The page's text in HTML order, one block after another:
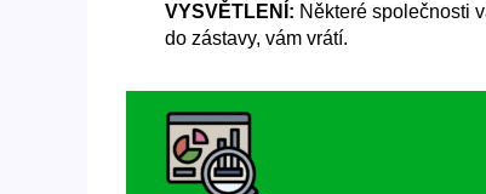
VYSVĚTLENÍ: Některé společnosti
do zástavy, vám vrátí.